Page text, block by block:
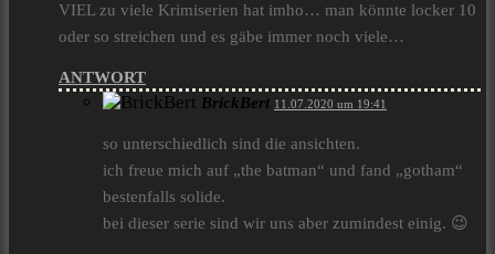
VIEL zu viele Krimiserien hat imho… man könnte locker 10
oder so streichen und es gäbe immer noch viele…
ANTWORT
BrickBert 11.07.2020 um 19:41
so unterschiedlich sind die ansichten.
ich freue mich auf „the batman“ und fand „gotham“
bestenfalls solide.
bei dieser serie sind wir uns aber zumindest einig. 😉